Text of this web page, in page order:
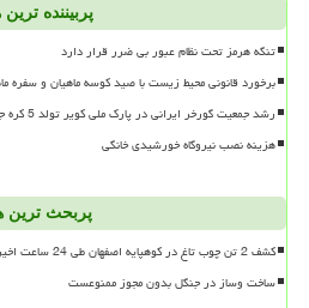
پربیننده ترین
تنگه هرمز تحت نظام عبور بی ضرر قرار دارد
برخورد قانونی محیط زیست با صید کوسه ماهیان و سفره
رشد جمعیت گورخر ایرانی در پارک ملی کویر تولد 5 کره جدید در گرمسار
هزینه نصب نیروگاه خورشیدی خانگی
پربحث ترین
کشف 2 تن چوب تاغ در کوهپایه اصفهان طی 24 ساعت اخیر 8 نفر دستگیر شدند
ساخت وساز در جنگل بدون مجوز ممنوعست